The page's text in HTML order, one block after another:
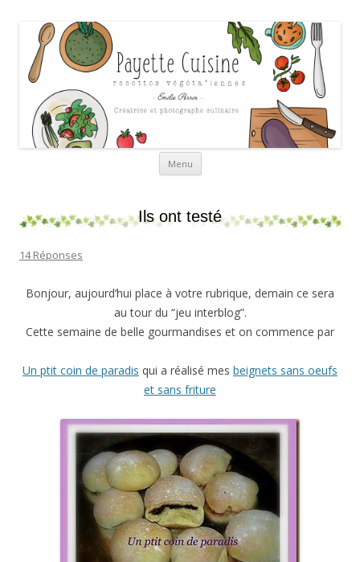
Payette cuisine
Menu Aller au contenu
Ils ont testé
14 Réponses
Bonjour, aujourd’hui place à votre rubrique, demain ce sera
au tour du “jeu interblog”.
Cette semaine de belle gourmandises et on commence par
Un ptit coin de paradis qui a réalisé mes beignets sans oeufs
et sans friture